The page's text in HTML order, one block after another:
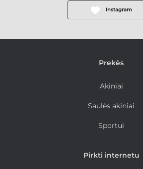
Instagram
Prekės
Akiniai
Saulės akiniai
Sportui
Pirkti internetu